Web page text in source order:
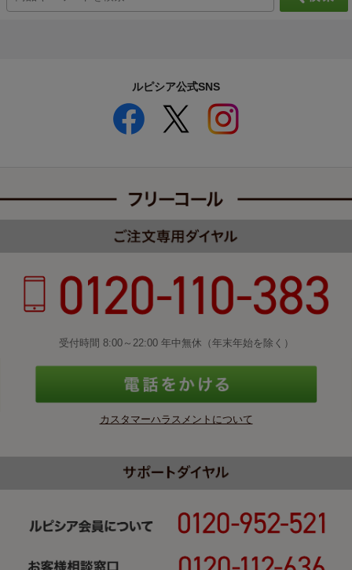
ルピシア公式SNS
受付時間 8:00～22:00 年中無休（年末年始を除く）
カスタマーハラスメントについて